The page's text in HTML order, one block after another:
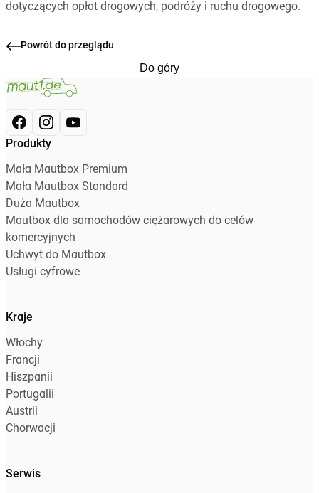
dotyczących opłat drogowych, podróży i ruchu drogowego.
Powrót do przeglądu
Do góry
Produkty
Mała Mautbox Premium
Mała Mautbox Standard
Duża Mautbox
Mautbox dla samochodów ciężarowych do celów
komercyjnych
Uchwyt do Mautbox
Usługi cyfrowe
Kraje
Włochy
Francji
Hiszpanii
Portugalii
Austrii
Chorwacji
Serwis